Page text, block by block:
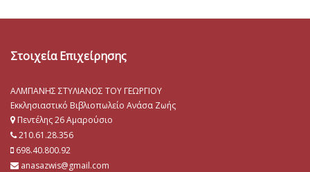
Στοιχεία Επιχείρησης
ΑΛΜΠΑΝΗΣ ΣΤΥΛΙΑΝΟΣ ΤΟΥ ΓΕΩΡΓΙΟΥ
Εκκλησιαστικό Βιβλιοπωλείο Ανάσα Ζωής
Πεντέλης 26 Αμαρούσιο
210.61.28.356
698.40.800.92
anasazwis@gmail.com